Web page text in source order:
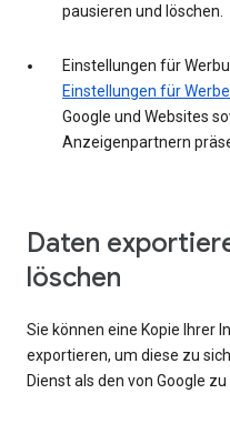
pausieren und löschen.
Einstellungen für
Einstellungen für
Google und Websites
Anzeigenpartnern
Daten
löschen
Sie können eine Kopie Ihrer
exportieren, um diese zu
Dienst als den von Google zu